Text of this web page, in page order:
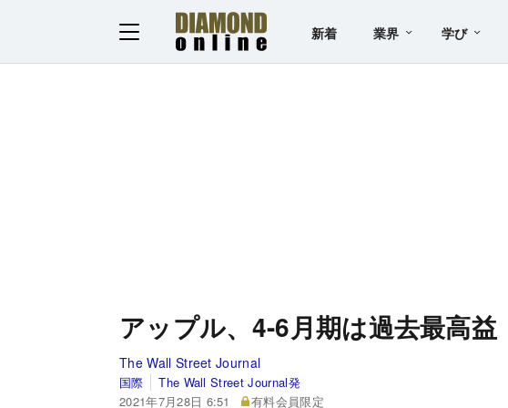
新着 業界 学び
アップル、4-6月期は過去最高
The Wall Street Journal
国際
The Wall Street Journal発
2021年7月28日 6:51
有料会員限定